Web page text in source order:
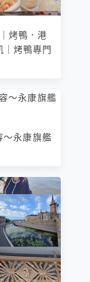
烤鴨．港
｜烤鴨專門
～永康旗艦